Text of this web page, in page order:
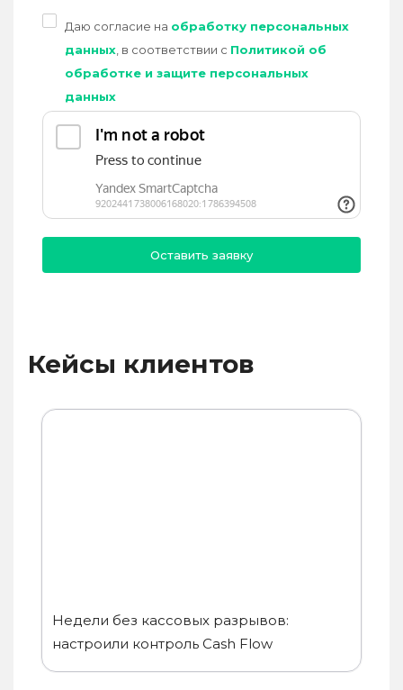
Даю согласие на обработку персональных
данных , в соответствии с Политикой об
обработке и защите персональных
данных
Кейсы клиентов
Недели без кассовых разрывов:
настроили контроль Cash Flow